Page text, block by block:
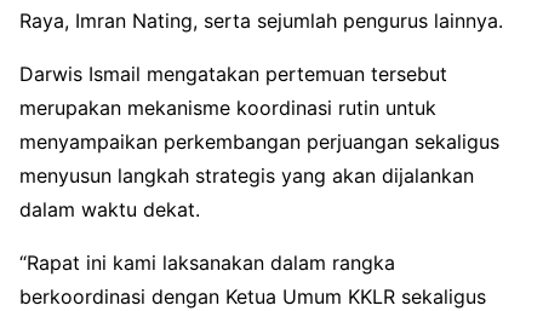
Raya, Imran Nating, serta sejumlah pengurus lainnya.
Darwis Ismail mengatakan pertemuan tersebut
merupakan mekanisme koordinasi rutin untuk
menyampaikan perkembangan perjuangan sekaligus
menyusun langkah strategis yang akan dijalankan
dalam waktu dekat.
“Rapat ini kami laksanakan dalam rangka
berkoordinasi dengan Ketua Umum KKLR sekaligus